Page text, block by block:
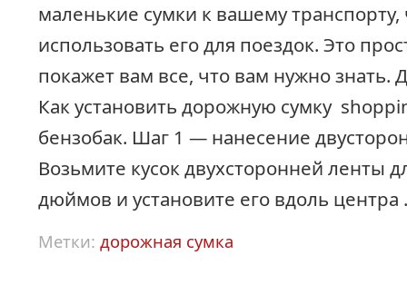
маленькие сумки к вашему
использовать его для поездок. Это
покажет вам все, что вам нужно знать.
Как установить дорожную сумку
бензобак. Шаг 1 — нанесение
Возьмите кусок двухсторонней ленты
дюймов и установите его вдоль
Метки: дорожная сумка